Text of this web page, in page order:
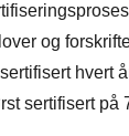
og
hvert
sertifisert på